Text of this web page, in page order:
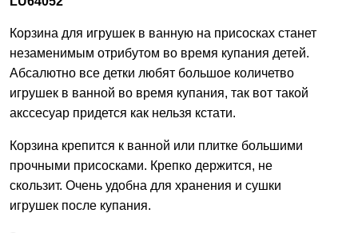
Корзина для игрушек в ванную на присосках станет
незаменимым отрибутом во время купания детей.
Абсалютно все детки любят большое количетво
игрушек в ванной во время купания, так вот такой
акссесуар придется как нельзя кстати.
Корзина крепится к ванной или плитке большими
прочными присосками. Крепко держится, не
скользит. Очень удобна для хранения и сушки
игрушек после купания.